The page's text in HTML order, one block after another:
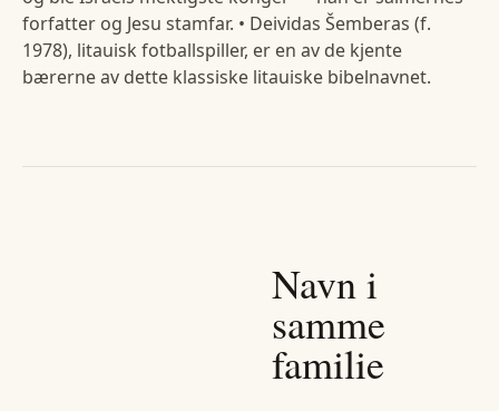
forfatter og Jesu stamfar. • Deividas Šemberas (f.
1978), litauisk fotballspiller, er en av de kjente
bærerne av dette klassiske litauiske bibelnavnet.
Navn i
samme
familie